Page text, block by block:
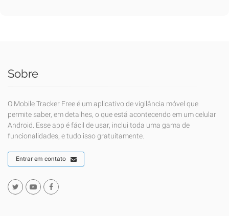
Sobre
O Mobile Tracker Free é um aplicativo de vigilância móvel que
permite saber, em detalhes, o que está acontecendo em um celular
Android. Esse app é fácil de usar, inclui toda uma gama de
funcionalidades, e tudo isso gratuitamente.
Entrar em contato